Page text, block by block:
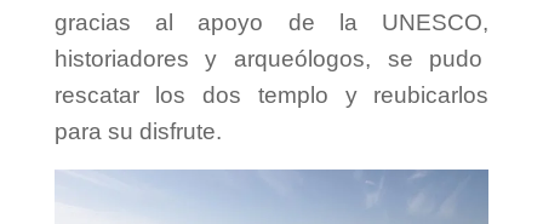
gracias al apoyo de la UNESCO,
historiadores y arqueólogos, se pudo
rescatar los dos templo y reubicarlos
para su disfrute.